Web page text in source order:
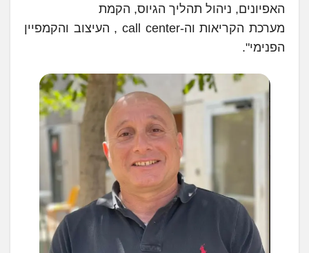
האפיונים, ניהול תהליך הגיוס, הקמת
מערכת הקריאות וה-call center , העיצוב והקמפיין
הפנימי".